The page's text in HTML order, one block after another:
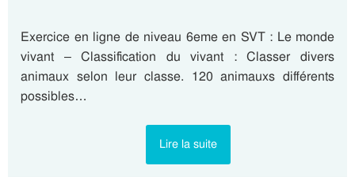
Exercice en ligne de niveau 6eme en SVT : Le monde
vivant – Classification du vivant : Classer divers
animaux selon leur classe. 120 animauxs différents
possibles…
Lire la suite